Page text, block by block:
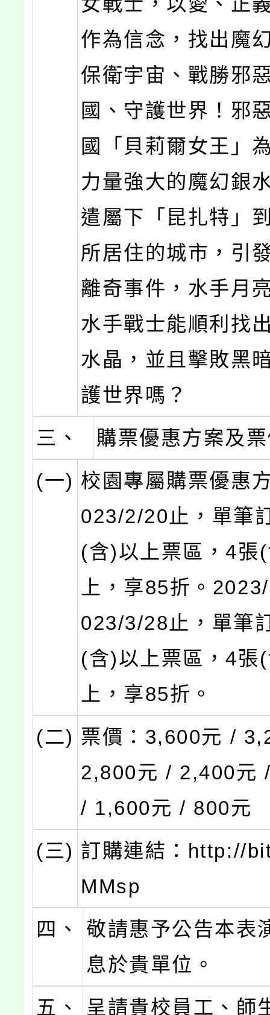
作為信念，找出魔
保衛宇宙、戰勝邪
國、守護世界！邪
國「貝莉爾女王」
力量強大的魔幻銀
遣屬下「昆扎特」
所居住的城市，引
離奇事件，水手月
水手戰士能順利找
水晶，並且擊敗黑
護世界嗎？
三、
購票優惠方案及
(一) 校園專屬購票優惠
023/2/20止，單筆
(含)以上票區，4張
上，享85折。
023/3/28止，單筆
(含)以上票區，4張
上，享85折。
(二) 票價：3,600元 /
2,800元 / 2,400元
/ 1,600元 / 800元
(三) 訂購連結：http://
MMsp
四、
敬請惠予公告本表
息於貴單位。
五、
呈請貴校員工、師